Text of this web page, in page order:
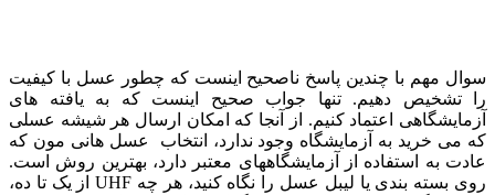
سوال مهم با چندین پاسخ ناصحیح اینست که چطور عسل با کیفیت
را تشخیص دهیم. تنها جواب صحیح اینست که به یافته های
آزمایشگاهی اعتماد کنیم. از آنجا که امکان ارسال هر شیشه عسلی
که می خرید به آزمایشگاه وجود ندارد، انتخاب عسل هانی مون که
عادت به استفاده از آزمایشگاههای معتبر دارد، بهترین روش است.
روی بسته بندی یا لیبل عسل را نگاه کنید، هر چه UHF از یک تا ده،